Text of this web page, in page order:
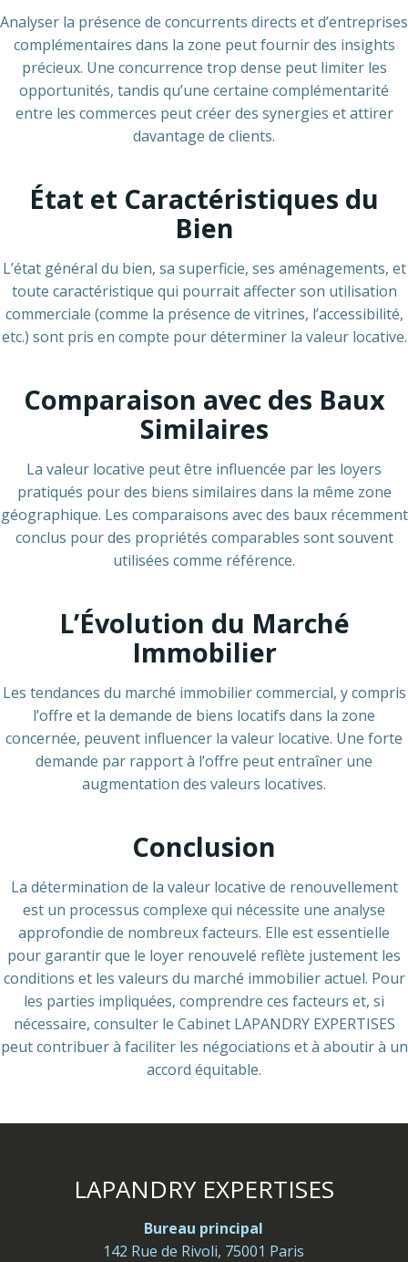
Analyser la présence de concurrents directs et d’entreprises
complémentaires dans la zone peut fournir des insights
précieux. Une concurrence trop dense peut limiter les
opportunités, tandis qu’une certaine complémentarité
entre les commerces peut créer des synergies et attirer
davantage de clients.
État et Caractéristiques du
Bien
L’état général du bien, sa superficie, ses aménagements, et
toute caractéristique qui pourrait affecter son utilisation
commerciale (comme la présence de vitrines, l’accessibilité,
etc.) sont pris en compte pour déterminer la valeur locative.
Comparaison avec des Baux
Similaires
La valeur locative peut être influencée par les loyers
pratiqués pour des biens similaires dans la même zone
géographique. Les comparaisons avec des baux récemment
conclus pour des propriétés comparables sont souvent
utilisées comme référence.
L’Évolution du Marché
Immobilier
Les tendances du marché immobilier commercial, y compris
l’offre et la demande de biens locatifs dans la zone
concernée, peuvent influencer la valeur locative. Une forte
demande par rapport à l’offre peut entraîner une
augmentation des valeurs locatives.
Conclusion
La détermination de la valeur locative de renouvellement
est un processus complexe qui nécessite une analyse
approfondie de nombreux facteurs. Elle est essentielle
pour garantir que le loyer renouvelé reflète justement les
conditions et les valeurs du marché immobilier actuel. Pour
les parties impliquées, comprendre ces facteurs et, si
nécessaire, consulter le Cabinet LAPANDRY EXPERTISES
peut contribuer à faciliter les négociations et à aboutir à un
accord équitable.
LAPANDRY EXPERTISES
Bureau principal
142 Rue de Rivoli, 75001 Paris